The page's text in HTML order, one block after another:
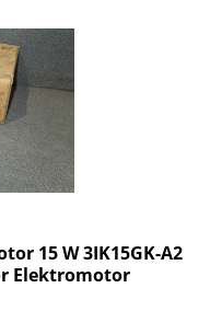
15 W 3IK15GK-A2
Elektromotor